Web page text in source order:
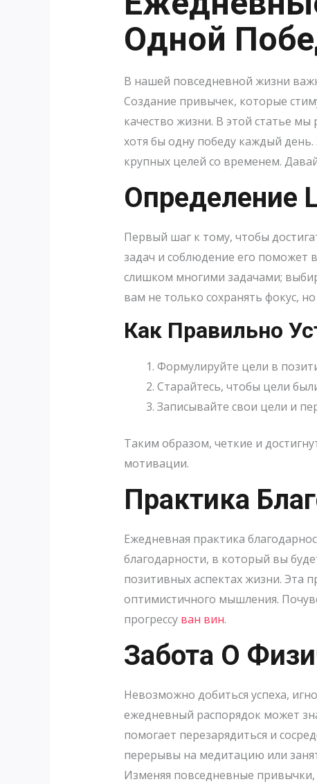
Одной
В нашей повседневной жизни
Создание привычек, которые
качество жизни. В этой статье
хотя бы одну победу каждый
крупных целей со временем.
Определение
Первый шаг к тому, чтобы
задач и соблюдение его поможет
слишком многими задачами;
вам не только сохранять фокус,
Как Правильно
Формулируйте цели в
Старайтесь, чтобы цели
Записывайте свои цели и
Таким образом, четкие и
мотивации.
Практика
Ежедневная практика
благодарности, в который вы
позитивных аспектах жизни. Эта
оптимистичного мышления.
прогрессу ван вин.
Забота О
Невозможно добиться успеха,
ежедневный распорядок может
помогает перезарядиться и
перерывы на медитацию или
Изменяя повседневные привычки,